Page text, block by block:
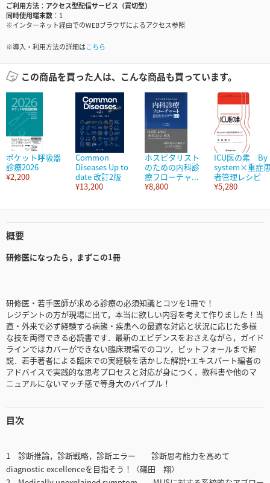
ご利用方法
アクセス型配信サービス（買切型）
同時使用端末数
1
※インターネット経由でのWEBブラウザによるアクセス参照
※導入・利用方法の詳細はこちら
この商品を買った人は、こんな商品も買っています。
ポケット呼吸器
診療2026
¥2,200
Common
Diseases Up to
date 改訂2版
¥13,200
ホスピタリスト
のための内科診
療フローチャ...
¥8,800
ICU医の素 By
system×重症
者管理レシピ
¥5,280
概要
研修医になったら，まずこの1冊
研修医・若手医師が求める診療の必須知識とコツを1冊で！
レジデントの方が現場に出て，本当に欲しい内容を考えて作りました！当
直・外来で必ず経験する病態・疾患への最適な対応と状況に応じた多様
な技を両得できる必読書です．最新のエビデンスをおさえながら，ガイド
ラインではカバーができない臨床現場でのコツ，ピットフォールまで解
説．若手著者による臨床での実経験を活かした解説+エキスパート編者の
アドバイスで実践的な思考プロセスと対応が身につく，教科書や他のマ
ニュアルにないマッチ感で等身大のバイブル！
目次
1 診断推論，診断戦略，診断エラー 診断思考能力を高めて
diagnostic excellenceを目指そう！〈礒田 翔〉